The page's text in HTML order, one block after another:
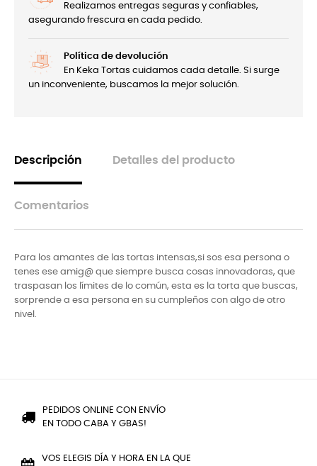
Realizamos entregas seguras y confiables,
asegurando frescura en cada pedido.
Política de devolución
En Keka Tortas cuidamos cada detalle. Si surge
un inconveniente, buscamos la mejor solución.
Descripción Detalles del producto
Comentarios
Para los amantes de las tortas intensas,si sos esa persona o
tenes ese amig@ que siempre busca cosas innovadoras, que
traspasan los límites de lo común, esta es la torta que buscas,
sorprende a esa persona en su cumpleños con algo de otro
nivel.
PEDIDOS ONLINE CON ENVÍO
EN TODO CABA Y GBAS!
VOS ELEGIS DÍA Y HORA EN LA QUE